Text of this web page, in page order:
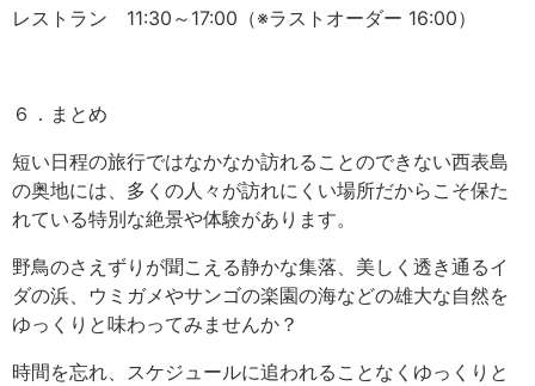
レストラン 11:30～17:00（※ラストオーダー 16:00）
６．まとめ
短い日程の旅行ではなかなか訪れることのできない西表島
の奥地には、多くの人々が訪れにくい場所だからこそ保た
れている特別な絶景や体験があります。
野鳥のさえずりが聞こえる静かな集落、美しく透き通るイ
ダの浜、ウミガメやサンゴの楽園の海などの雄大な自然を
ゆっくりと味わってみませんか？
時間を忘れ、スケジュールに追われることなくゆっくりと